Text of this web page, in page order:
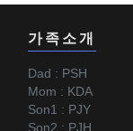
가족소개
Dad : PSH
Mom : KDA
Son1 : PJY
Son2 : PJH